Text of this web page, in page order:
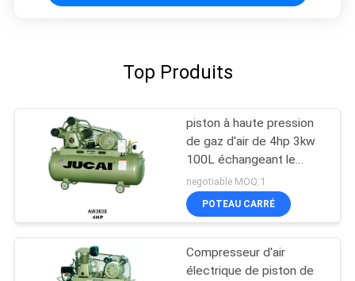
Top Produits
piston à haute pression
de gaz d'air de 4hp 3kw
100L échangeant le
compresseur
negotiable MOQ:1
POTEAU CARRÉ
Compresseur d'air
électrique de piston de